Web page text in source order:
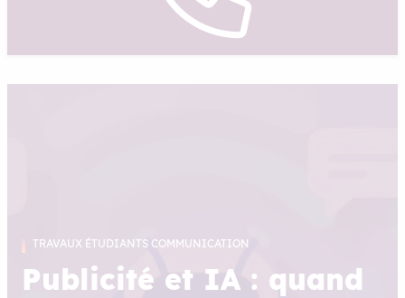
TRAVAUX ÉTUDIANTS COMMUNICATION
Publicité et IA : quand